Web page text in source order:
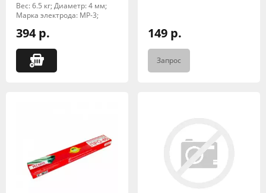
Вес: 6.5 кг; Диаметр: 4 мм;
Марка электрода: МР-3;
394 р. 149 р.
Запрос